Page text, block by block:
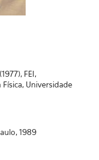
FEI,
Universidade
1989